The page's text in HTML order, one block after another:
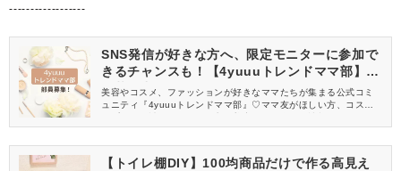
------------------
SNS発信が好きな方へ、限定モニターに参加で
きるチャンスも！【4yuuuトレンドママ部】部
員募集中
美容やコスメ、ファッションが好きなママたちが集まる公式コミ
ュニティ『4yuuuトレンドママ部』♡ママ友がほしい方、コスメサ
信してくれる方を募集しています！
【トイレ棚DIY】100均商品だけで作る高見え